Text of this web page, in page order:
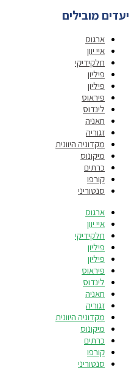
יעדים מובילים
ארגוס
איי יוון
חלקידיקי
פיליון
פיליון
פיראוס
לינדוס
חאניה
זגוריה
מקדוניה היוונית
מיקונוס
כרתים
קורפו
סנטוריני
ארגוס
איי יוון
חלקידיקי
פיליון
פיליון
פיראוס
לינדוס
חאניה
זגוריה
מקדוניה היוונית
מיקונוס
כרתים
קורפו
סנטוריני